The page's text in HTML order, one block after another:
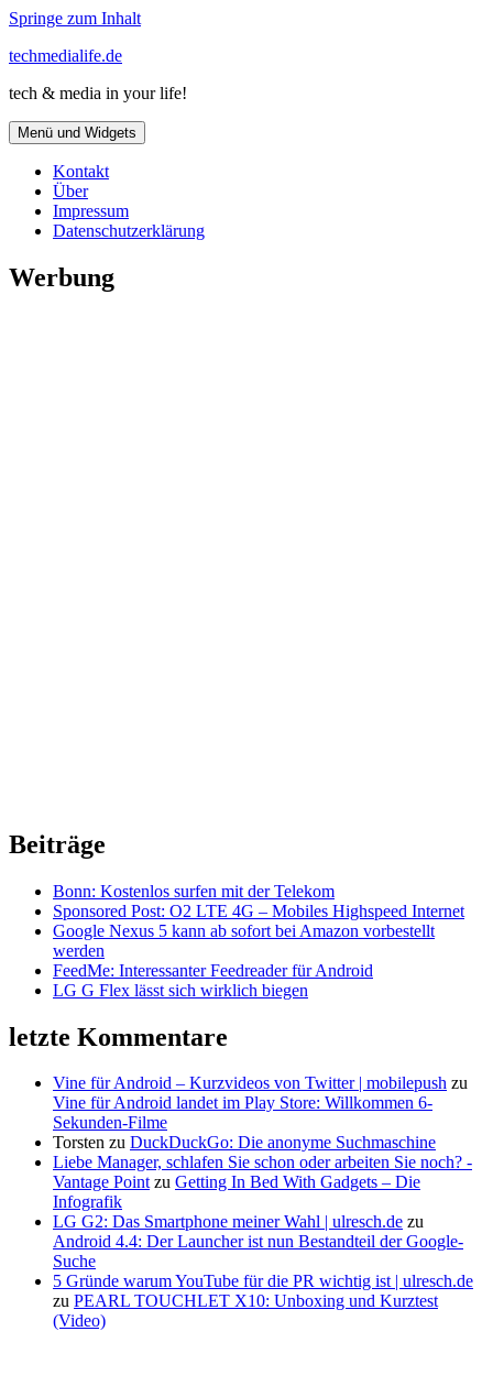
Springe zum Inhalt
techmedialife.de
tech & media in your life!
Menü und Widgets
Kontakt
Über
Impressum
Datenschutzerklärung
Werbung
Beiträge
Bonn: Kostenlos surfen mit der Telekom
Sponsored Post: O2 LTE 4G – Mobiles Highspeed Internet
Google Nexus 5 kann ab sofort bei Amazon vorbestellt
werden
FeedMe: Interessanter Feedreader für Android
LG G Flex lässt sich wirklich biegen
letzte Kommentare
Vine für Android – Kurzvideos von Twitter | mobilepush zu
Vine für Android landet im Play Store: Willkommen 6-
Sekunden-Filme
Torsten zu DuckDuckGo: Die anonyme Suchmaschine
Liebe Manager, schlafen Sie schon oder arbeiten Sie noch? -
Vantage Pointzu Getting In Bed With Gadgets – Die
Infografik
LG G2: Das Smartphone meiner Wahl | ulresch.de zu
Android 4.4: Der Launcher ist nun Bestandteil der Google-
Suche
5 Gründe warum YouTube für die PR wichtig ist | ulresch.de
zu PEARL TOUCHLET X10: Unboxing und Kurztest
(Video)